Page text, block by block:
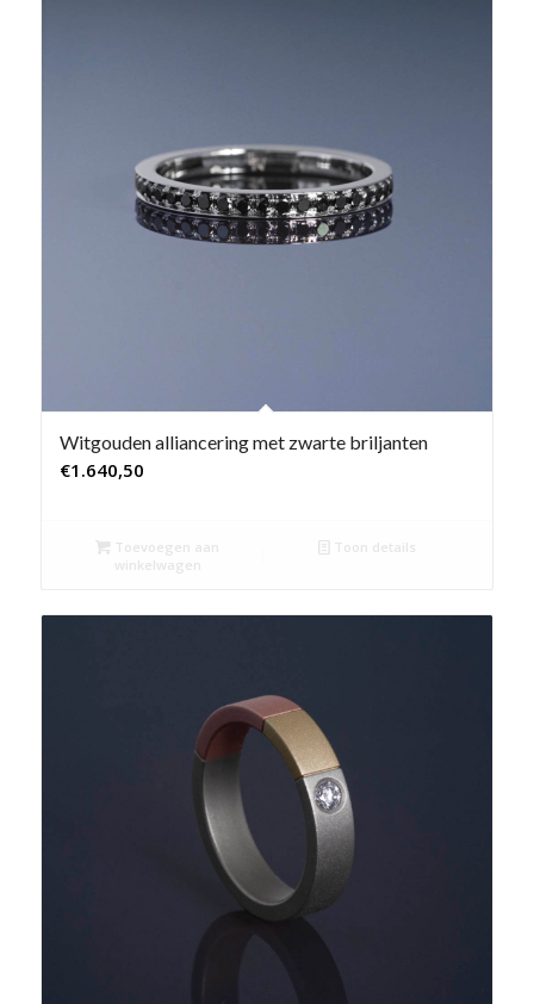
Witgouden alliancering met zwarte briljanten
€1.640,50
Toevoegen aan
winkelwagen
Toon details